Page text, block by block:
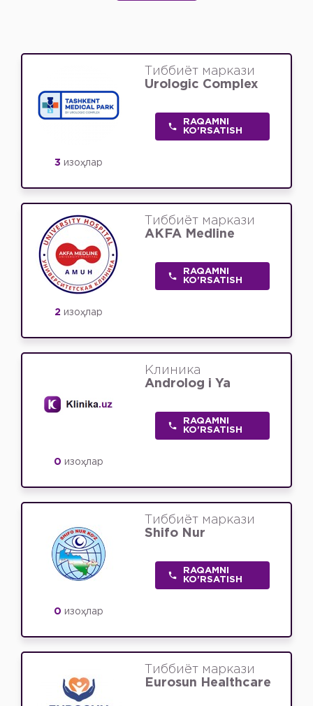
3 изоҳлар
Тиббиёт маркази
Urologic Complex
RAQAMNI
KO'RSATISH
2 изоҳлар
Тиббиёт маркази
AKFA Medline
RAQAMNI
KO'RSATISH
0 изоҳлар
Клиника
Androlog i Ya
RAQAMNI
KO'RSATISH
0 изоҳлар
Тиббиёт маркази
Shifo Nur
RAQAMNI
KO'RSATISH
Тиббиёт маркази
Eurosun Healthcare